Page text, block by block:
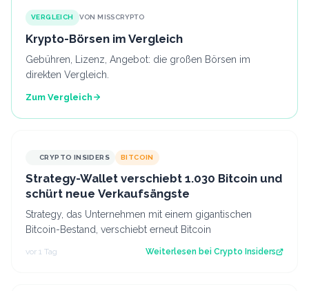
VERGLEICH VON MISSCRYPTO
Krypto-Börsen im Vergleich
Gebühren, Lizenz, Angebot: die großen Börsen im
direkten Vergleich.
Zum Vergleich
CRYPTO INSIDERS BITCOIN
Strategy-Wallet verschiebt 1.030 Bitcoin und
schürt neue Verkaufsängste
Strategy, das Unternehmen mit einem gigantischen
Bitcoin-Bestand, verschiebt erneut Bitcoin
vor 1 Tag Weiterlesen bei Crypto Insiders